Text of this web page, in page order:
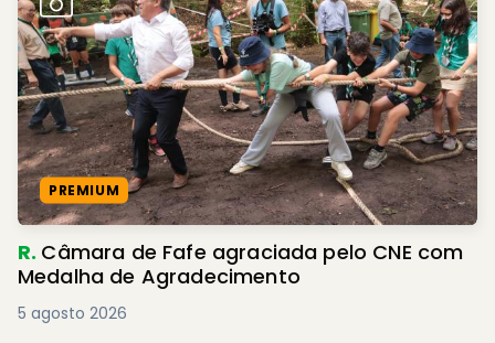
PREMIUM
R. Câmara de Fafe agraciada pelo CNE com
Medalha de Agradecimento
5 agosto 2026